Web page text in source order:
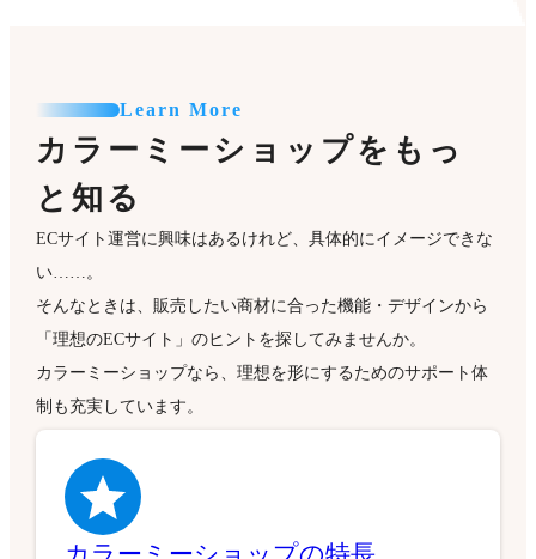
Learn More
カラーミーショップをもっ
と知る
ECサイト運営に興味はあるけれど、具体的にイメージできな
い……。
そんなときは、販売したい商材に合った機能・デザインから
「理想のECサイト」のヒントを探してみませんか。
カラーミーショップなら、理想を形にするためのサポート体
制も充実しています。